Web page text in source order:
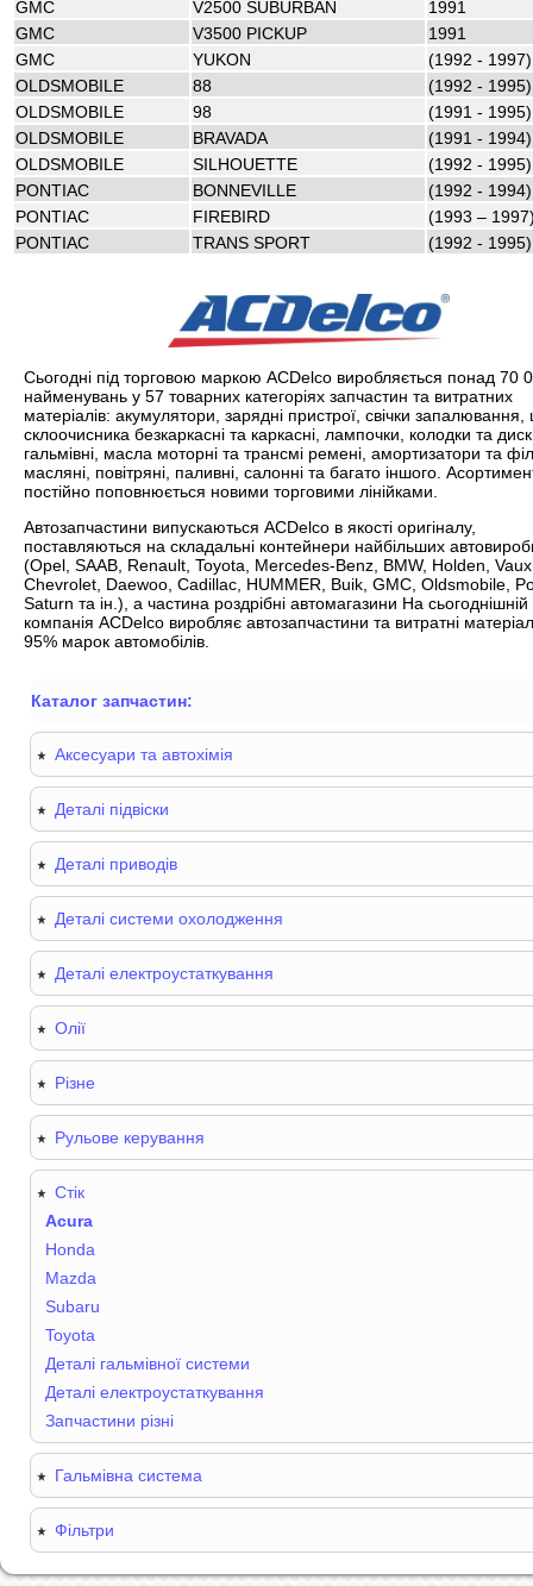
GMC V2500 SUBURBAN
1991
GMC
V3500 PICKUP
1991
GMC
YUKON
(1992 - 1997)
OLDSMOBILE
88
(1992 - 1995)
OLDSMOBILE
98
(1991 - 1995)
OLDSMOBILE
BRAVADA
(1991 - 1994)
OLDSMOBILE
SILHOUETTE
(1992 - 1995)
PONTIAC
BONNEVILLE
(1992 - 1994)
PONTIAC
FIREBIRD
(1993 –
PONTIAC
TRANS SPORT (1992 - 1995)
Сьогодні під торговою маркою ACDelco виробляється понад 70
найменувань у 57 товарних категоріях запчастин та витратних
матеріалів: акумулятори, зарядні пристрої, свічки запалювання,
склоочисника безкаркасні та каркасні, лампочки, колодки та
гальмівні, масла моторні та трансмі ремені, амортизатори та
масляні, повітряні, паливні, салонні та багато іншого.
постійно поповнюється новими торговими лінійками.
Автозапчастини випускаються ACDelco в якості оригіналу,
поставляються на складальні контейнери найбільших
(Opel, SAAB, Renault, Toyota, Mercedes-Benz, BMW, Holden,
Chevrolet, Daewoo, Cadillac, HUMMER, Buik, GMC, Oldsmobile,
Saturn та ін.), а частина роздрібні автомагазини На
компанія ACDelco виробляє автозапчастини та витратні
95% марок автомобілів.
Каталог запчастин:
Аксесуари та автохімія
Деталі підвіски
Деталі приводів
Деталі системи охолодження
Деталі електроустаткування
Олії
Різне
Рульове керування
Стік
Acura
Honda
Mazda
Subaru
Toyota
Деталі гальмівної системи
Деталі електроустаткування
Запчастини різні
Гальмівна система
Фільтри